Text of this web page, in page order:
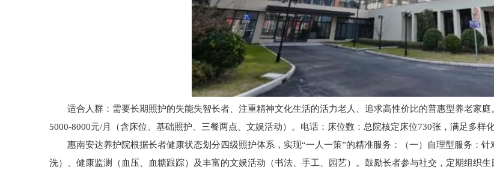
适合人群：需要长期照护的失能失智长者、注重精神文化生活的活力老人、追求高性价比的普惠型养老家庭
5000-8000元/月（含床位、基础照护、三餐两点、文娱活动）。电话：床位数：总院核定床位730张，满足多样化
惠南安达养护院根据长者健康状态划分四级照护体系，实现“一人一策”的精准服务：（一）自理型服务：针
洗）、健康监测（血压、血糖跟踪）及丰富的文娱活动（书法、手工、园艺）。鼓励长者参与社交，定期组织